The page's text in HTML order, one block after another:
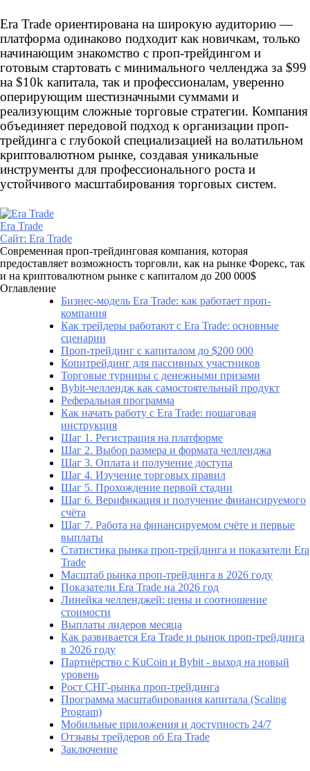
Era Trade ориентирована на широкую аудиторию —
платформа одинаково подходит как новичкам, только
начинающим знакомство с проп-трейдингом и
готовым стартовать с минимального челленджа за $99
на $10k капитала, так и профессионалам, уверенно
оперирующим шестизначными суммами и
реализующим сложные торговые стратегии. Компания
объединяет передовой подход к организации проп-
трейдинга с глубокой специализацией на волатильном
криптовалютном рынке, создавая уникальные
инструменты для профессионального роста и
устойчивого масштабирования торговых систем.
Era Trade
Сайт: Era Trade
Современная проп-трейдинговая компания, которая
предоставляет возможность торговли, как на рынке Форекс, так
и на криптовалютном рынке с капиталом до 200 000$
Оглавление
Бизнес-модель Era Trade: как работает проп-
компания
Как трейдеры работают с Era Trade: основные
сценарии
Проп-трейдинг с капиталом до $200 000
Копитрейдинг для пассивных участников
Торговые турниры с денежными призами
Bybit-челлендж как самостоятельный продукт
Реферальная программа
Как начать работу с Era Trade: пошаговая
инструкция
Шаг 1. Регистрация на платформе
Шаг 2. Выбор размера и формата челленджа
Шаг 3. Оплата и получение доступа
Шаг 4. Изучение торговых правил
Шаг 5. Прохождение первой стадии
Шаг 6. Верификация и получение финансируемого
счёта
Шаг 7. Работа на финансируемом счёте и первые
выплаты
Статистика рынка проп-трейдинга и показатели Era
Trade
Масштаб рынка проп-трейдинга в 2026 году
Показатели Era Trade на 2026 год
Линейка челленджей: цены и соотношение
стоимости
Выплаты лидеров месяца
Как развивается Era Trade и рынок проп-трейдинга
в 2026 году
Партнёрство с KuCoin и Bybit - выход на новый
уровень
Рост СНГ-рынка проп-трейдинга
Программа масштабирования капитала (Scaling
Program)
Мобильные приложения и доступность 24/7
Отзывы трейдеров об Era Trade
Заключение